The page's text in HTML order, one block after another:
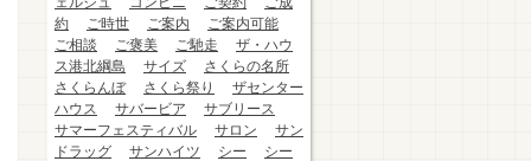
約
ご時世 ご案内
ご案内可能
ご相談
ご褒美 ご馳走
ザ・ハウ
ス港北綱島
サイズ
さくらの名所
さくらんぼ
さくら祭り
ザセンター
ハウス
サバービア
サブリース
サマーフェスティバル
サロン
サン
ドラッグ
サンハイツ シー
シー